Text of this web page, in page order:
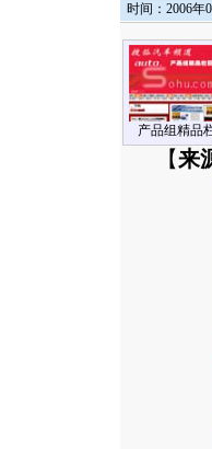
时间：2006年
产品组精品
【来